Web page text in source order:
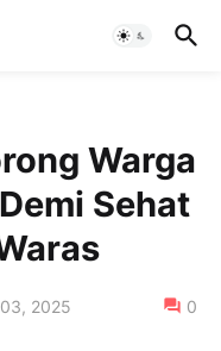
Warga
Sehat
2025 0